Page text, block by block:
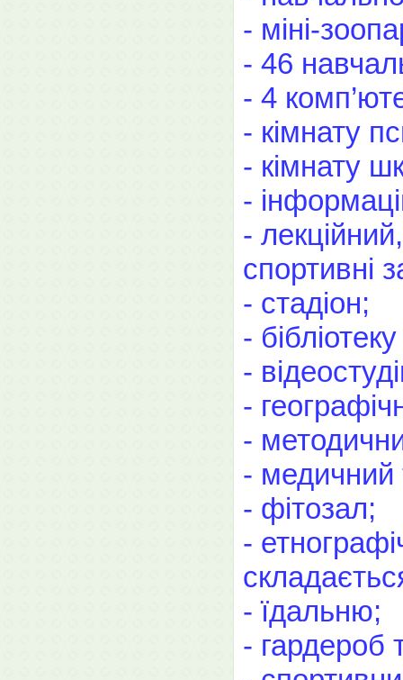
- міні-
- 46
- 4
- кімнату
- кімнату
-
-
спортивні
- стадіон;
-
-
-
-
- медичний
- фітозал;
-
- їдальню;
- гардероб